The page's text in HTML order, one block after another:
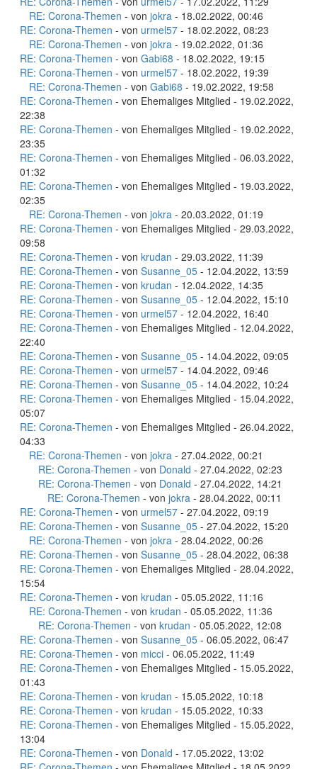
RE: Corona-Themen - von jokra - 18.02.2022, 00:46
RE: Corona-Themen - von urmel57 - 18.02.2022, 08:23
RE: Corona-Themen - von jokra - 19.02.2022, 01:36
RE: Corona-Themen - von Gabi68 - 18.02.2022, 19:15
RE: Corona-Themen - von urmel57 - 18.02.2022, 19:39
RE: Corona-Themen - von Gabi68 - 19.02.2022, 19:58
RE: Corona-Themen - von Ehemaliges Mitglied - 19.02.2022,
22:38
RE: Corona-Themen - von Ehemaliges Mitglied - 19.02.2022,
23:35
RE: Corona-Themen - von Ehemaliges Mitglied - 06.03.2022,
01:32
RE: Corona-Themen - von Ehemaliges Mitglied - 19.03.2022,
02:35
RE: Corona-Themen - von jokra - 20.03.2022, 01:19
RE: Corona-Themen - von Ehemaliges Mitglied - 29.03.2022,
09:58
RE: Corona-Themen - von krudan - 29.03.2022, 11:39
RE: Corona-Themen - von Susanne_05 - 12.04.2022, 13:59
RE: Corona-Themen - von krudan - 12.04.2022, 14:35
RE: Corona-Themen - von Susanne_05 - 12.04.2022, 15:10
RE: Corona-Themen - von urmel57 - 12.04.2022, 16:40
RE: Corona-Themen - von Ehemaliges Mitglied - 12.04.2022,
22:40
RE: Corona-Themen - von Susanne_05 - 14.04.2022, 09:05
RE: Corona-Themen - von urmel57 - 14.04.2022, 09:46
RE: Corona-Themen - von Susanne_05 - 14.04.2022, 10:24
RE: Corona-Themen - von Ehemaliges Mitglied - 15.04.2022,
05:07
RE: Corona-Themen - von Ehemaliges Mitglied - 26.04.2022,
04:33
RE: Corona-Themen - von jokra - 27.04.2022, 00:21
RE: Corona-Themen - von Donald - 27.04.2022, 02:23
RE: Corona-Themen - von Donald - 27.04.2022, 14:21
RE: Corona-Themen - von jokra - 28.04.2022, 00:11
RE: Corona-Themen - von urmel57 - 27.04.2022, 09:19
RE: Corona-Themen - von Susanne_05 - 27.04.2022, 15:20
RE: Corona-Themen - von jokra - 28.04.2022, 00:26
RE: Corona-Themen - von Susanne_05 - 28.04.2022, 06:38
RE: Corona-Themen - von Ehemaliges Mitglied - 28.04.2022,
15:54
RE: Corona-Themen - von krudan - 05.05.2022, 11:16
RE: Corona-Themen - von krudan - 05.05.2022, 11:36
RE: Corona-Themen - von krudan - 05.05.2022, 12:08
RE: Corona-Themen - von Susanne_05 - 06.05.2022, 06:47
RE: Corona-Themen - von micci - 06.05.2022, 11:49
RE: Corona-Themen - von Ehemaliges Mitglied - 15.05.2022,
01:43
RE: Corona-Themen - von krudan - 15.05.2022, 10:18
RE: Corona-Themen - von krudan - 15.05.2022, 10:33
RE: Corona-Themen - von Ehemaliges Mitglied - 15.05.2022,
13:04
RE: Corona-Themen - von Donald - 17.05.2022, 13:02